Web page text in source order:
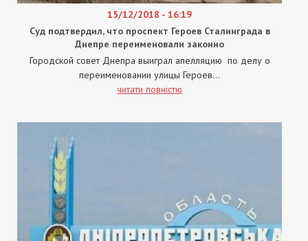
15/12/2018 - 16:19
Суд подтвердил, что проспект Героев Сталинграда в
Днепре переименовали законно
Городской совет Днепра выиграл апелляцию по делу о
переименовании улицы Героев...
читати повністю